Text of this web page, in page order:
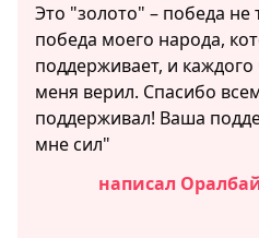
Это "золото" – победа не
победа моего народа,
поддерживает, и
меня верил. Спасибо
поддерживал! Ваша
мне сил"
написал